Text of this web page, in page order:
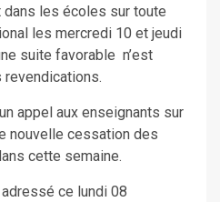
les écoles sur toute
les mercredi 10 et jeudi
suite favorable n’est
appel aux enseignants sur
nouvelle cessation des
cette semaine.
ce lundi 08